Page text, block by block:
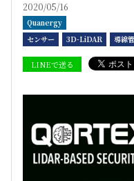
2020/05/16
Quanergy
センサー
3D-LiDAR 導線
LINEで送る